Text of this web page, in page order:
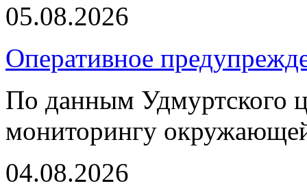
05.08.2026
Оперативное
По данным Удмуртского
мониторингу
04.08.2026